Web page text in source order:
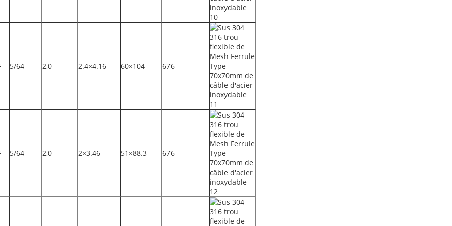
5/64 2,0 2.4×4.16 60×104 676
5/64 2,0 2×3.46 51×88.3 676